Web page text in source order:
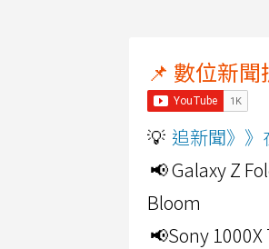
📌 數位新聞
💡 追新聞》》
📢 Galaxy Z
Bloom
📢Sony